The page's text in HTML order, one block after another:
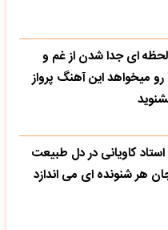
لحظه ای جدا شدن از غم و
رو میخواهد این آهنگ پرواز
استاد کاویانی در دل طبیعت
هر شنونده ای می اندازد